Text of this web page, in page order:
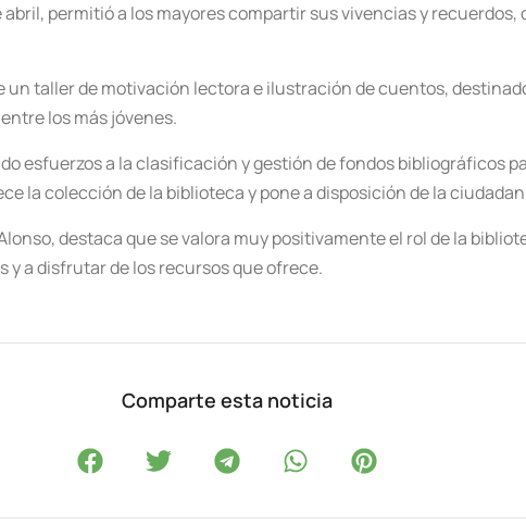
permitió a los mayores compartir sus vivencias y
un taller de motivación lectora e ilustración de cuentos,
los más jóvenes.
esfuerzos a la clasificación y gestión de fondos bibliográficos
la colección de la biblioteca y pone a disposición de la
destaca que se valora muy positivamente el rol de la
y a disfrutar de los recursos que ofrece.
Comparte esta noticia